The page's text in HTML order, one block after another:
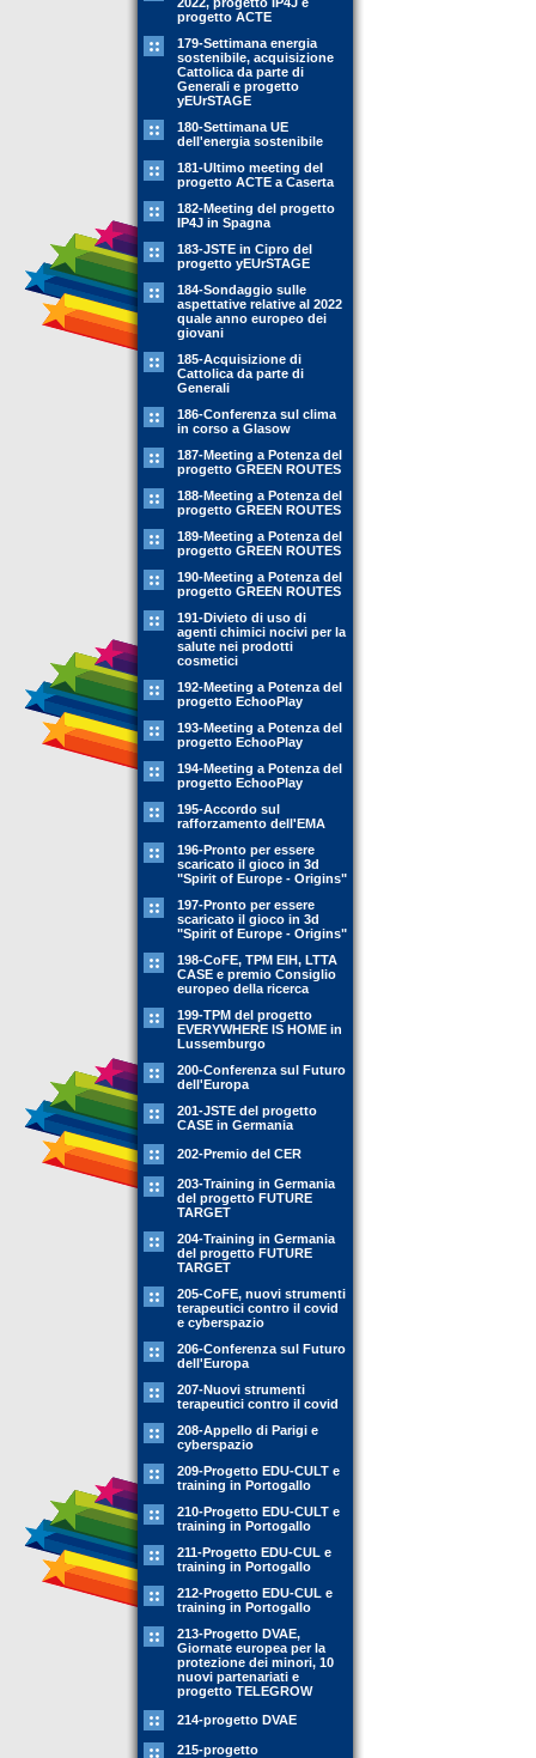
progetto ACTE
179-Settimana energia
sostenibile, acquisizione
Cattolica da parte di
Generali e progetto
yEUrSTAGE
180-Settimana UE
dell'energia sostenibile
181-Ultimo meeting del
progetto ACTE a Caserta
182-Meeting del progetto
IP4J in Spagna
183-JSTE in Cipro del
progetto yEUrSTAGE
184-Sondaggio sulle
aspettative relative al 2022
quale anno europeo dei
giovani
185-Acquisizione di
Cattolica da parte di
Generali
186-Conferenza sul clima
in corso a Glasow
187-Meeting a Potenza del
progetto GREEN ROUTES
188-Meeting a Potenza del
progetto GREEN ROUTES
189-Meeting a Potenza del
progetto GREEN ROUTES
190-Meeting a Potenza del
progetto GREEN ROUTES
191-Divieto di uso di
agenti chimici nocivi per la
salute nei prodotti
cosmetici
192-Meeting a Potenza del
progetto EchooPlay
193-Meeting a Potenza del
progetto EchooPlay
194-Meeting a Potenza del
progetto EchooPlay
195-Accordo sul
rafforzamento dell'EMA
196-Pronto per essere
scaricato il gioco in 3d
"Spirit of Europe - Origins"
197-Pronto per essere
scaricato il gioco in 3d
"Spirit of Europe - Origins"
198-CoFE, TPM EIH, LTTA
CASE e premio Consiglio
europeo della ricerca
199-TPM del progetto
EVERYWHERE IS HOME in
Lussemburgo
200-Conferenza sul Futuro
dell'Europa
201-JSTE del progetto
CASE in Germania
202-Premio del CER
203-Training in Germania
del progetto FUTURE
TARGET
204-Training in Germania
del progetto FUTURE
TARGET
205-CoFE, nuovi strumenti
terapeutici contro il covid
e cyberspazio
206-Conferenza sul Futuro
dell'Europa
207-Nuovi strumenti
terapeutici contro il covid
208-Appello di Parigi e
cyberspazio
209-Progetto EDU-CULT e
training in Portogallo
210-Progetto EDU-CULT e
training in Portogallo
211-Progetto EDU-CUL e
training in Portogallo
212-Progetto EDU-CUL e
training in Portogallo
213-Progetto DVAE,
Giornate europea per la
protezione dei minori, 10
nuovi partenariati e
progetto TELEGROW
214-progetto DVAE
215-progetto